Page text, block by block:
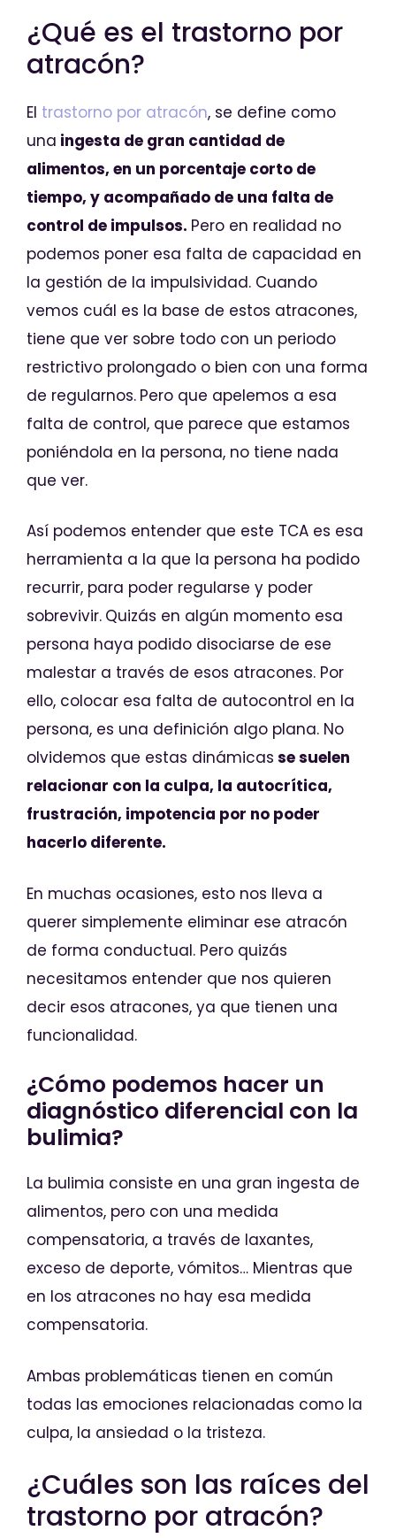
¿Qué es el trastorno por
atracón?
El trastorno por atracón, se define como
una ingesta de gran cantidad de
alimentos, en un porcentaje corto de
tiempo, y acompañado de una falta de
control de impulsos. Pero en realidad no
podemos poner esa falta de capacidad en
la gestión de la impulsividad. Cuando
vemos cuál es la base de estos atracones,
tiene que ver sobre todo con un periodo
restrictivo prolongado o bien con una forma
de regularnos. Pero que apelemos a esa
falta de control, que parece que estamos
poniéndola en la persona, no tiene nada
que ver.
Así podemos entender que este TCA es esa
herramienta a la que la persona ha podido
recurrir, para poder regularse y poder
sobrevivir. Quizás en algún momento esa
persona haya podido disociarse de ese
malestar a través de esos atracones. Por
ello, colocar esa falta de autocontrol en la
persona, es una definición algo plana. No
olvidemos que estas dinámicas se suelen
relacionar con la culpa, la autocrítica,
frustración, impotencia por no poder
hacerlo diferente.
En muchas ocasiones, esto nos lleva a
querer simplemente eliminar ese atracón
de forma conductual. Pero quizás
necesitamos entender que nos quieren
decir esos atracones, ya que tienen una
funcionalidad.
¿Cómo podemos hacer un
diagnóstico diferencial con la
bulimia?
La bulimia consiste en una gran ingesta de
alimentos, pero con una medida
compensatoria, a través de laxantes,
exceso de deporte, vómitos… Mientras que
en los atracones no hay esa medida
compensatoria.
Ambas problemáticas tienen en común
todas las emociones relacionadas como la
culpa, la ansiedad o la tristeza.
¿Cuáles son las raíces del
trastorno por atracón?